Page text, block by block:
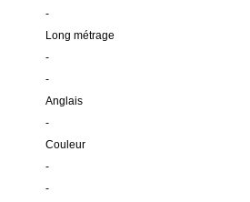
-
Long métrage
-
-
Anglais
-
Couleur
-
-